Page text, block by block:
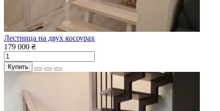
Лестница на двух косоурах
179 000 ₴
Купить